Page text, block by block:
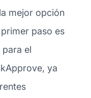
mejor opción
paso es
el
ya